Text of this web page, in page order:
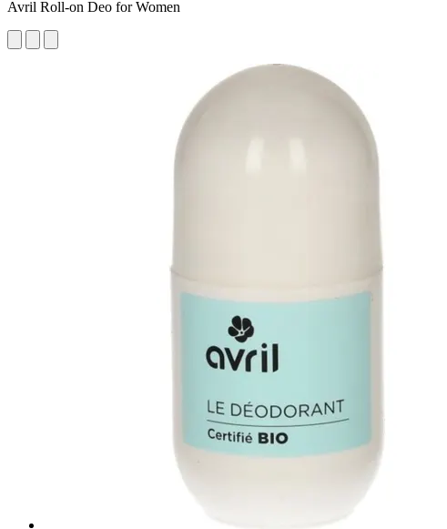
Avril Roll-on Deo for Women